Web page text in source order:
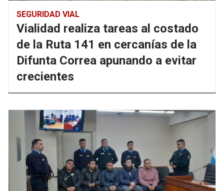
SEGURIDAD VIAL
Vialidad realiza tareas al costado
de la Ruta 141 en cercanías de la
Difunta Correa apunando a evitar
crecientes